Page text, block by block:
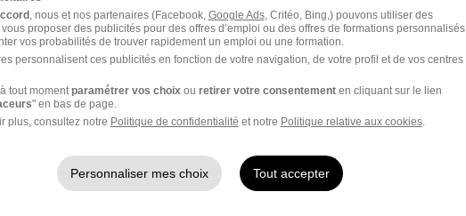
- Creil 60 - Libéral H/F
Indépendant 5 000 - 15 000 € / mois
, nous et nos partenaires (Facebook, Google Ads, Critéo, Bing,) pouvons utiliser des
proposer des publicités pour des offres d’emploi ou des offres de formations personnalisés
vos probabilités de trouver rapidement un emploi ou une formation.
personnalisent ces publicités en fonction de votre navigation, de votre profil et de vos centres
tout moment paramétrer vos choix ou retirer votre consentementen cliquant sur le lien
" en bas de page.
plus, consultez notre Politique de confidentialité et notre Politique relative aux cookies.
Personnaliser mes choix Tout accepter